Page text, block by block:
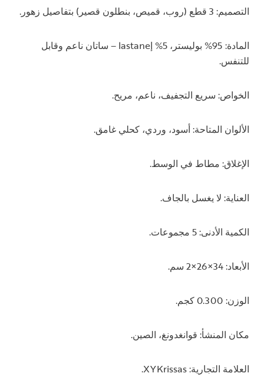
التصميم: 3 قطع (روب، قميص، بنطلون قصير) بتفاصيل زهور.
المادة: 95% بوليستر، 5% إlastane – ساتان ناعم وقابل
للتنفس.
الخواص: سريع التجفيف، ناعم، مريح.
الألوان المتاحة: أسود، وردي، كحلي غامق.
الإغلاق: مطاط في الوسط.
العناية: لا يغسل بالجاف.
الكمية الأدنى: 5 مجموعات.
الأبعاد: 34×26×2 سم.
الوزن: 0.300 كجم.
مكان المنشأ: قوانغدونغ، الصين.
العلامة التجارية: XYKrissas.